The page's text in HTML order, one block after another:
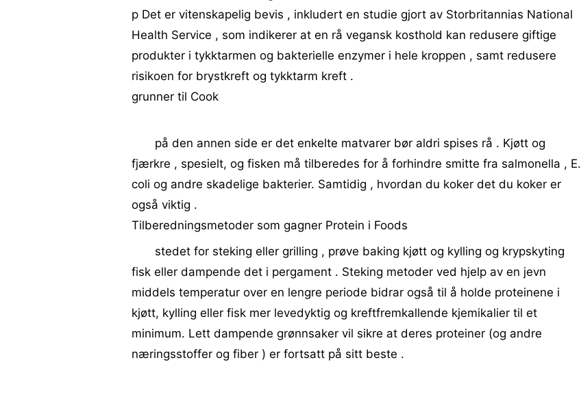
p Det er vitenskapelig bevis , inkludert en studie gjort av Storbritannias National
Health Service , som indikerer at en rå vegansk kosthold kan redusere giftige
produkter i tykktarmen og bakterielle enzymer i hele kroppen , samt redusere
risikoen for brystkreft og tykktarm kreft .
grunner til Cook
på den annen side er det enkelte matvarer bør aldri spises rå . Kjøtt og
fjærkre , spesielt, og fisken må tilberedes for å forhindre smitte fra salmonella , E.
coli og andre skadelige bakterier. Samtidig , hvordan du koker det du koker er
også viktig .
Tilberedningsmetoder som gagner Protein i Foods
stedet for steking eller grilling , prøve baking kjøtt og kylling og krypskyting
fisk eller dampende det i pergament . Steking metoder ved hjelp av en jevn
middels temperatur over en lengre periode bidrar også til å holde proteinene i
kjøtt, kylling eller fisk mer levedyktig og kreftfremkallende kjemikalier til et
minimum. Lett dampende grønnsaker vil sikre at deres proteiner (og andre
næringsstoffer og fiber ) er fortsatt på sitt beste .